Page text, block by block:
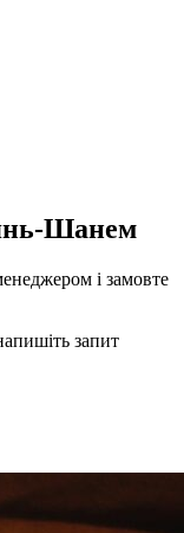
Шанем
і замовте
запит